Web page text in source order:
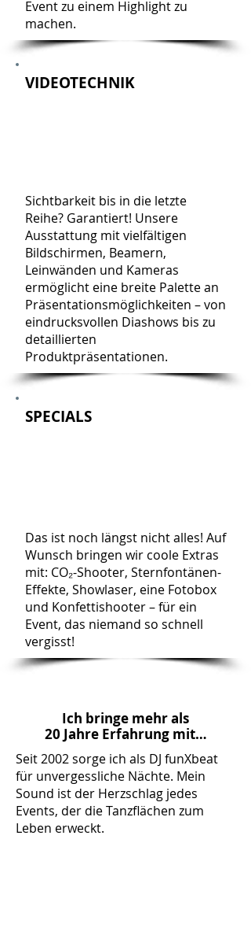
Event zu einem Highlight zu
machen.
VIDEOTECHNIK
Sichtbarkeit bis in die letzte
Reihe? Garantiert! Unsere
Ausstattung mit vielfältigen
Bildschirmen, Beamern,
Leinwänden und Kameras
ermöglicht eine breite Palette an
Präsentationsmöglichkeiten – von
eindrucksvollen Diashows bis zu
detaillierten
Produktpräsentationen.
SPECIALS
Das ist noch längst nicht alles! Auf
Wunsch bringen wir coole Extras
mit: CO₂-Shooter, Sternfontänen-
Effekte, Showlaser, eine Fotobox
und Konfettishooter – für ein
Event, das niemand so schnell
vergisst!
Ich bringe mehr als
20 Jahre Erfahrung mit…
Seit 2002 sorge ich als DJ funXbeat
für unvergessliche Nächte. Mein
Sound ist der Herzschlag jedes
Events, der die Tanzflächen zum
Leben erweckt.